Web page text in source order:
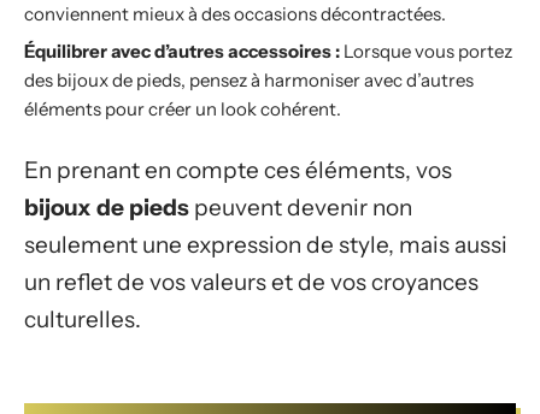
conviennent mieux à des occasions décontractées.
Équilibrer avec d’autres accessoires : Lorsque vous portez
des bijoux de pieds, pensez à harmoniser avec d’autres
éléments pour créer un look cohérent.
En prenant en compte ces éléments, vos
bijoux de pieds peuvent devenir non
seulement une expression de style, mais aussi
un reflet de vos valeurs et de vos croyances
culturelles.